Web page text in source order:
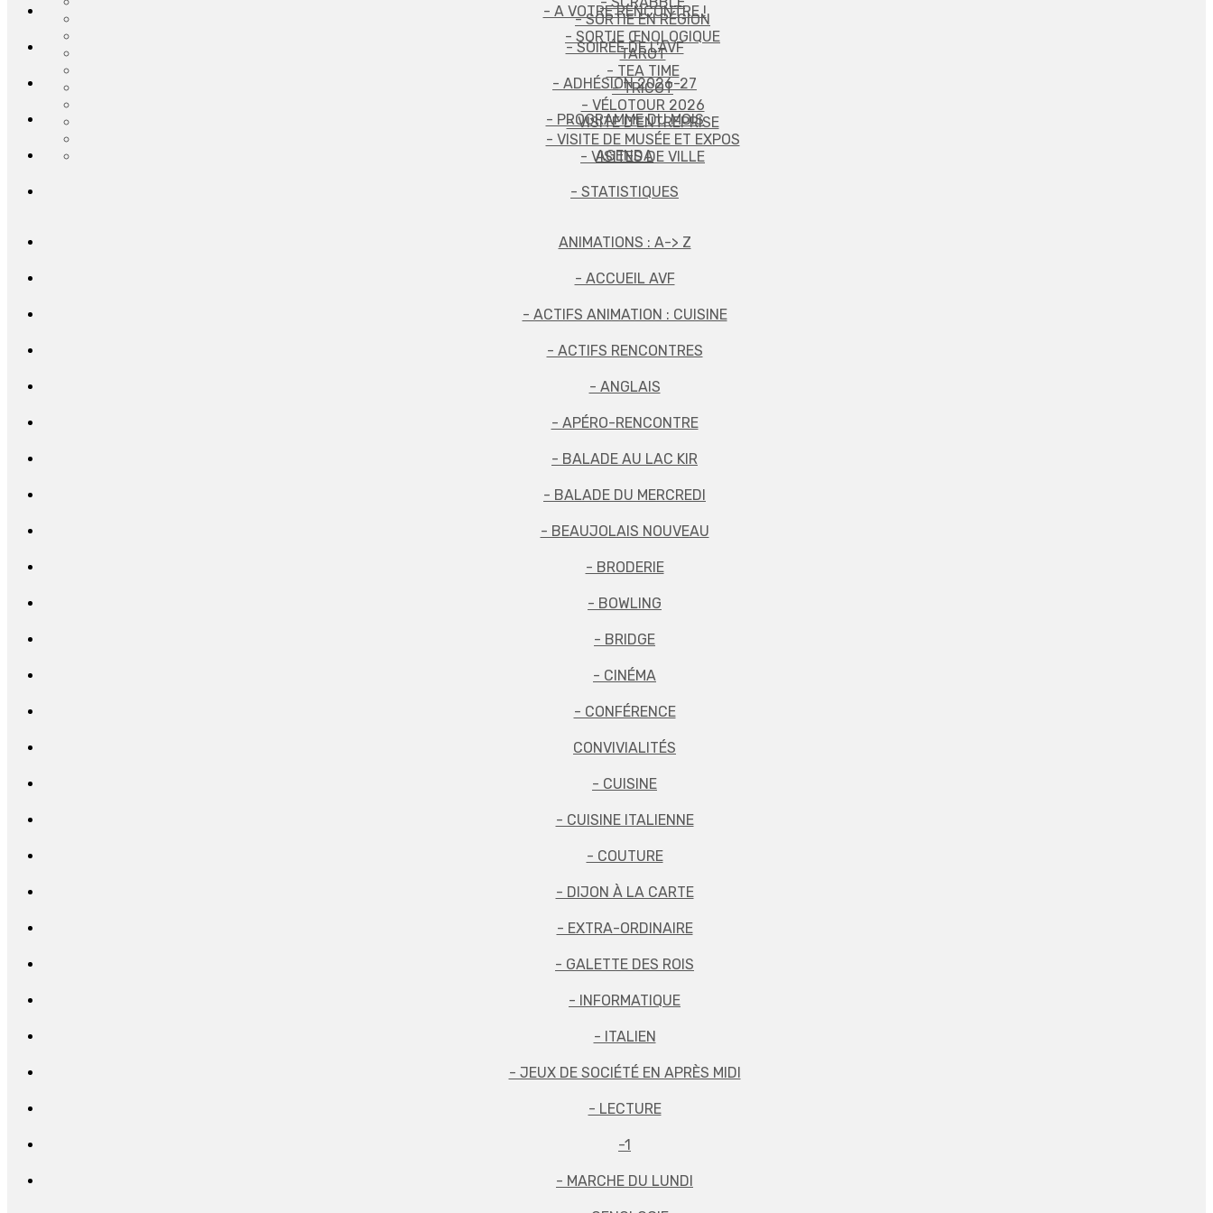
- SORTIE EN RÉGION
- SORTIE ŒNOLOGIQUE
TAROT
- TEA TIME
- TRICOT
- VÉLOTOUR 2026
- VISITE D'ENTREPRISE
- VISITE DE MUSÉE ET EXPOS
- VISITES DE VILLE
- A VOTRE RENCONTRE !
- SOIRÉE DE L'AVF
- ADHÉSION 2026-27
- PROGRAMME DU MOIS
AGENDA
- STATISTIQUES
ANIMATIONS : A-> Z
- ACCUEIL AVF
- ACTIFS ANIMATION : CUISINE
- ACTIFS RENCONTRES
- ANGLAIS
- APÉRO-RENCONTRE
- BALADE AU LAC KIR
- BALADE DU MERCREDI
- BEAUJOLAIS NOUVEAU
- BRODERIE
- BOWLING
- BRIDGE
- CINÉMA
- CONFÉRENCE
CONVIVIALITÉS
- CUISINE
- CUISINE ITALIENNE
- COUTURE
- DIJON À LA CARTE
- EXTRA-ORDINAIRE
- GALETTE DES ROIS
- INFORMATIQUE
- ITALIEN
- JEUX DE SOCIÉTÉ EN APRÈS MIDI
- LECTURE
-1
- MARCHE DU LUNDI